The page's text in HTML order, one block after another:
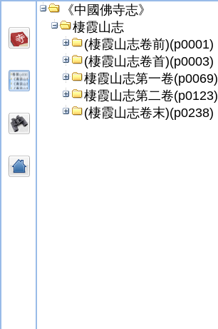
《中國佛寺志》
棲霞山志
(棲霞山志卷前)(p0001)
(棲霞山志卷首)(p0003)
棲霞山志第一卷(p0069)
棲霞山志第二卷(p0123)
(棲霞山志卷末)(p0238)